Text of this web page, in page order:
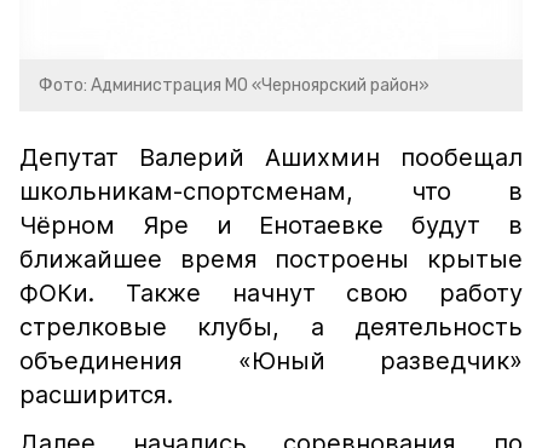
Фото: Администрация МО «Черноярский район»
Депутат Валерий Ашихмин пообещал
школьникам-спортсменам, что в
Чёрном Яре и Енотаевке будут в
ближайшее время построены крытые
ФОКи. Также начнут свою работу
стрелковые клубы, а деятельность
объединения «Юный разведчик»
расширится.